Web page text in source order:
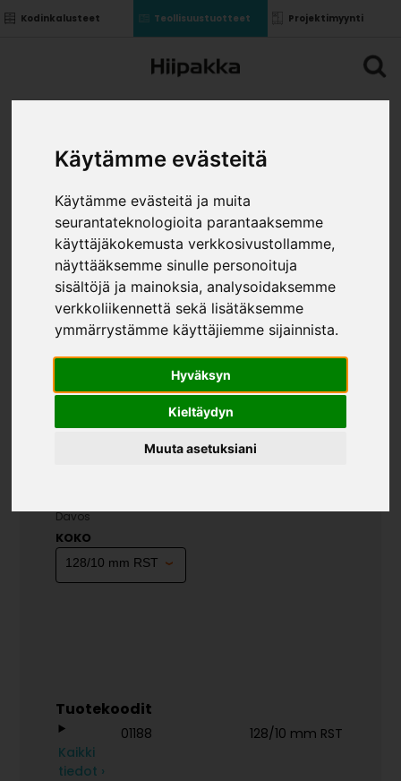
Käytämme evästeitä
Käytämme evästeitä ja muita
seurantateknologioita parantaaksemme
käyttäjäkokemusta verkkosivustollamme,
näyttääksemme sinulle personoituja
sisältöjä ja mainoksia, analysoidaksemme
verkkoliikennettä sekä lisätäksemme
ymmärrystämme käyttäjiemme sijainnista.
Hyväksyn
Kieltäydyn
Muuta asetuksiani
Kodinkalusteet Teollisuustuotteet Projektimyynti
Davos
KOKO
Tuotekoodit
01188
128/10 mm RST
Kaikki
tiedot ›